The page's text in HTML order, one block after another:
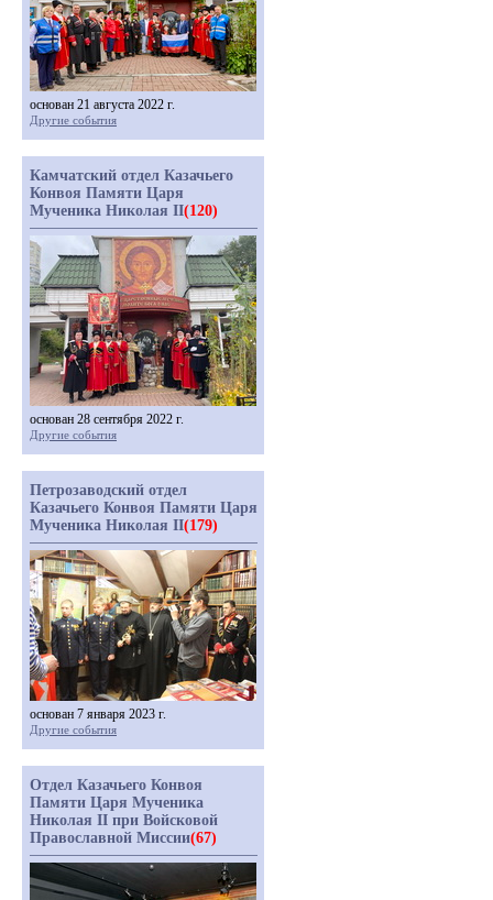
основан 21 августа 2022 г.
Другие события
Камчатский отдел Казачьего
Конвоя Памяти Царя
Мученика Николая II(120)
основан 28 сентября 2022 г.
Другие события
Петрозаводский отдел
Казачьего Конвоя Памяти Царя
Мученика Николая II(179)
основан 7 января 2023 г.
Другие события
Отдел Казачьего Конвоя
Памяти Царя Мученика
Николая II при Войсковой
Православной Миссии(67)